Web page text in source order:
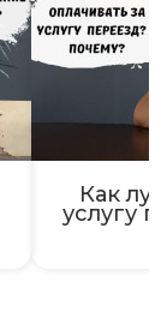
Как
услугу